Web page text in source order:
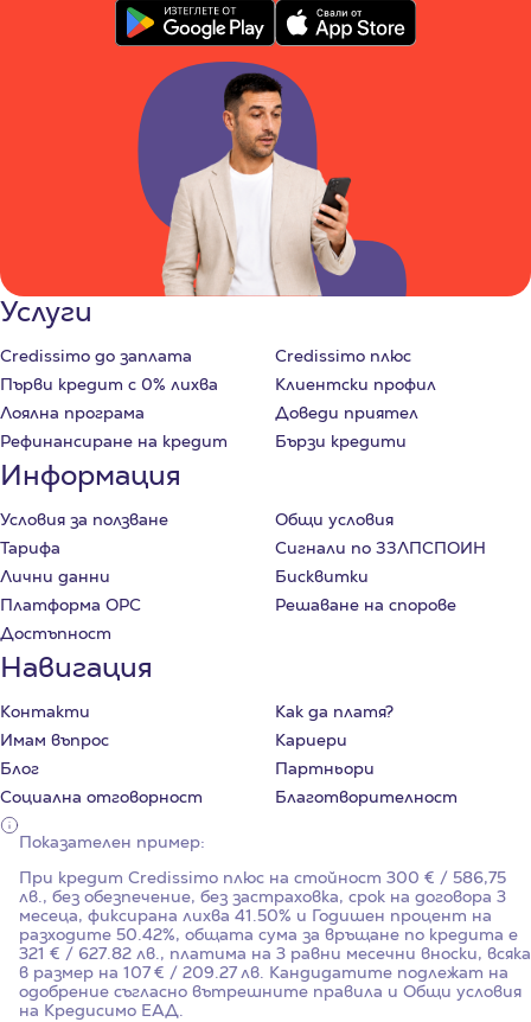
Услуги
Credissimo до заплата
Credissimo плюс
Първи кредит с 0% лихва
Клиентски профил
Лоялна програма
Доведи приятел
Рефинансиране на кредит
Бързи кредити
Информация
Условия за ползване
Общи условия
Тарифа
Сигнали по ЗЗЛПСПОИН
Лични данни
Бисквитки
Платформа ОРС
Решаване на спорове
Достъпност
Навигация
Контакти
Как да платя?
Имам въпрос
Кариери
Блог
Партньори
Социална отговорност
Благотворителност
Показателен пример:
При кредит Credissimo плюс на стойност 300 € / 586,75
лв., без обезпечение, без застраховка, срок на договора 3
месеца, фиксирана лихва 41.50% и Годишен процент на
разходите 50.42%, общата сума за връщане по кредита е
321 € / 627.82 лв., платима на 3 равни месечни вноски, всяка
в размер на 107 € / 209.27 лв. Кандидатите подлежат на
одобрение съгласно вътрешните правила и Общи условия
на Кредисимо ЕАД.